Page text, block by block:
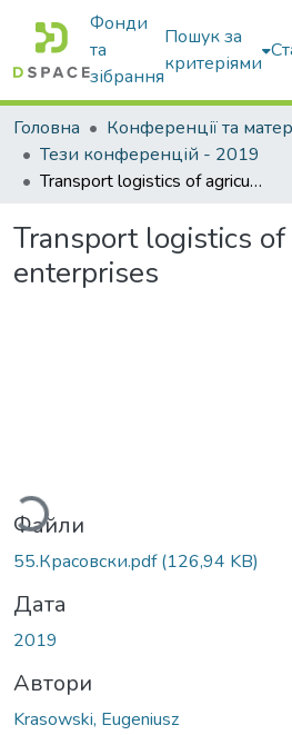
Фонди
та
зібрання
Пошук за
критеріями
Головна
Тези конференцій - 2019
Transport logistics of agricultural enterprises
Transport logistics
enterprises
Файли
55.Красовски.pdf(126,94 KB)
Дата
2019
Автори
Krasowski, Eugeniusz